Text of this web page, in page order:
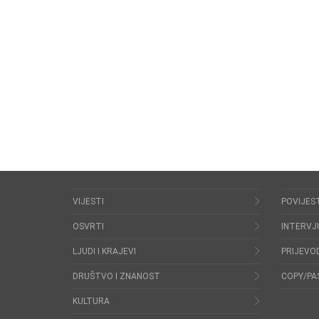
VIJESTI
OSVRTI
LJUDI I KRAJEVI
DRUŠTVO I ZNANOST
KULTURA
COPY/